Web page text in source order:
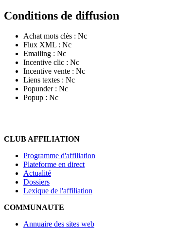
Conditions de diffusion
Achat mots clés : Nc
Flux XML : Nc
Emailing : Nc
Incentive clic : Nc
Incentive vente : Nc
Liens textes : Nc
Popunder : Nc
Popup : Nc
CLUB AFFILIATION
Programme d'affiliation
Plateforme en direct
Actualité
Dossiers
Lexique de l'affiliation
COMMUNAUTE
Annuaire des sites web